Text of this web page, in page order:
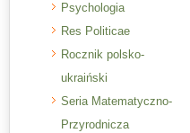
Psychologia
Res Politicae
Rocznik polsko-
ukraiński
Seria Matematyczno-
Przyrodnicza